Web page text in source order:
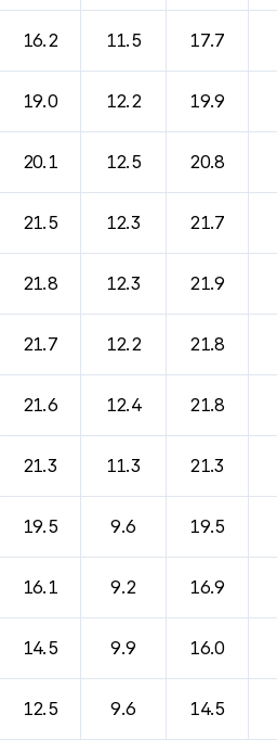
16.2 11.5 17.7
19.0 12.2 19.9
20.1 12.5 20.8
21.5 12.3 21.7
21.8 12.3 21.9
21.7 12.2 21.8
21.6 12.4 21.8
21.3 11.3 21.3
19.5 9.6 19.5
16.1 9.2 16.9
14.5 9.9 16.0
12.5 9.6 14.5